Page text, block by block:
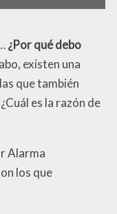
¿Por qué debo
existen una
que también
es la razón de
Alarma
los que